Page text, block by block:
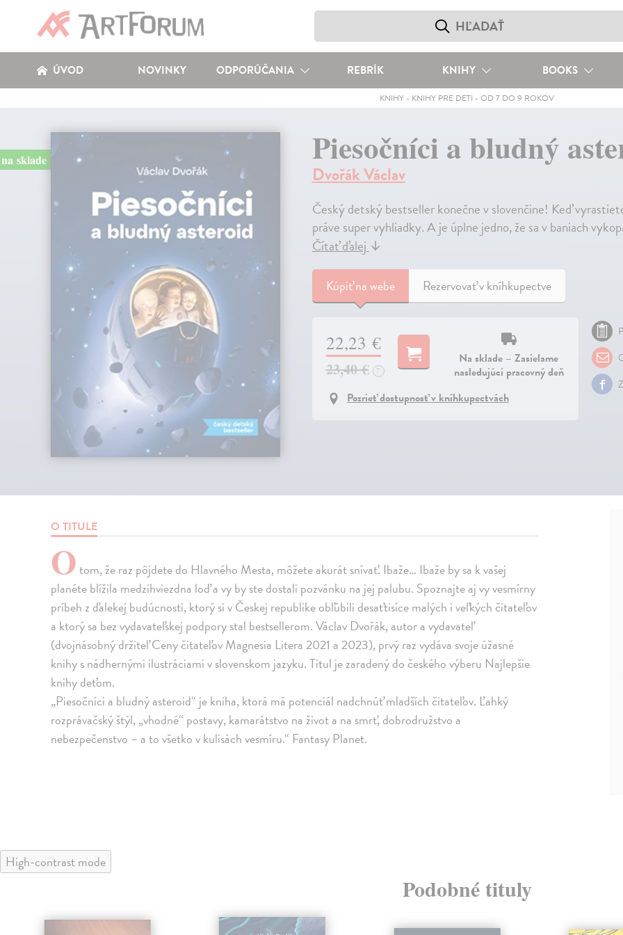
ÚVOD NOVINKY ODPORÚČANIA REBRÍK KNIHY BOOKS
KNIHY - KNIHY PRE DETI -OD 7 DO 9 ROKOV
na sklade Piesočníci a bludný
Dvořák Václav
Český detský bestseller konečne v slovenčine! Keď
práve super vyhliadky. A je úplne jedno, že sa v baniach
Čítať ďalej↓
Kúpiťna webe Rezervovať v kníhkupectve
22,23 €
23,40 € ?
Na sklade – Zasielame
nasledujúci pracovný deň
Pozrieť dostupnosť v kníhkupectvách
O TITULE
Otom, že raz pôjdete do Hlavného Mesta, môžete akurát snívať. Ibaže… Ibaže by sa k vašej
planéte blížila medzihviezdna loď a vy by ste dostali pozvánku na jej palubu. Spoznajte aj vy vesmírny
príbeh z ďalekej budúcnosti, ktorý si v Českej republike obľúbili desaťtisíce malých i veľkých čitateľov
a ktorý sa bez vydavateľskej podpory stal bestsellerom. Václav Dvořák, autor a vydavateľ
(dvojnásobný držiteľ Ceny čitateľov Magnesia Litera 2021 a 2023), prvý raz vydáva svoje úžasné
knihy s nádhernými ilustráciami v slovenskom jazyku. Titul je zaradený do českého výberu Najlepšie
knihy deťom.
„Piesočníci a bludný asteroid“ je kniha, ktorá má potenciál nadchnúť mladších čitateľov. Ľahký
rozprávačský štýl, „vhodné“ postavy, kamarátstvo na život a na smrť, dobrodružstvo a
nebezpečenstvo – a to všetko v kulisách vesmíru.“ Fantasy Planet.
High-contrast mode
Podobné tituly